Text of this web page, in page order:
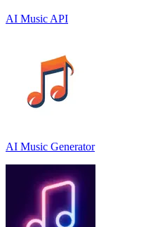
AI Music API
AI Music Generator